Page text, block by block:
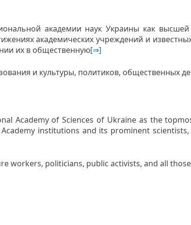
академии наук Украины как высшей
академических учреждений и
их в общественную[⇒]
и культуры, политиков, общественных
Academy of Sciences of Ukraine as the
institutions and its prominent
workers, politicians, public activists, and all